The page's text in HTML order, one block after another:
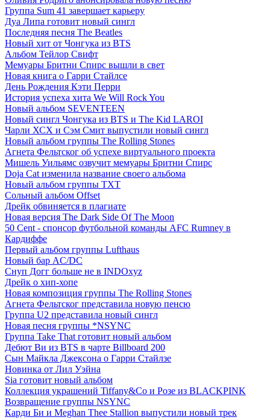
Группа Sum 41 завершает карьеру
Дуа Липа готовит новый сингл
Последняя песня The Beatles
Новый хит от Чонгука из BTS
Альбом Тейлор Свифт
Мемуары Бритни Спирс вышли в свет
Новая книга о Гарри Стайлсе
День Рождения Кэти Перри
История успеха хита We Will Rock You
Новый альбом SEVENTEEN
Новый сингл Чонгука из BTS и The Kid LAROI
Чарли ХСХ и Сэм Смит выпустили новый сингл
Новый альбом группы The Rolling Stones
Агнета Фельтског об успехе виртуального проекта
Мишель Уильямс озвучит мемуары Бритни Спирс
Doja Cat изменила название своего альбома
Новый альбом группы TXT
Сольный альбом Offset
Дрейк обвиняется в плагиате
Новая версия The Dark Side Of The Moon
50 Cent - спонсор футбольной команды AFC Rumney в
Кардиффе
Первый альбом группы Lufthaus
Новый бар AC/DC
Снуп Догг больше не в INDOxyz
Дрейк о хип-хопе
Новая композиция группы The Rolling Stones
Агнета Фельтског представила новую пенсю
Группа U2 представила новый сингл
Новая песня группы *NSYNC
Группа Take That готовит новый альбом
Дебют Ви из BTS в чарте Billboard 200
Сын Майкла Джексона о Гарри Стайлзе
Новинка от Лил Уэйна
Sia готовит новый альбом
Коллекция украшений Tiffany&Co и Розе из BLACKPINK
Возвращение группы NSYNC
Карди Би и Meghan Thee Stallion выпустили новый трек